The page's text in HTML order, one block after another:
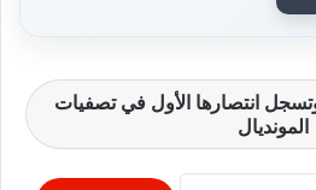
انتصارها الأول في تصفيات
المونديال